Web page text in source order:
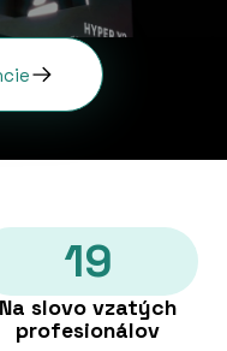
19
Na slovo vzatých
profesionálov